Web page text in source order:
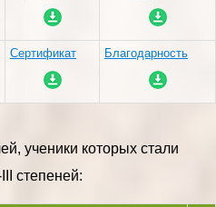
Сертификат Благодарность
ученики которых стали
степеней: